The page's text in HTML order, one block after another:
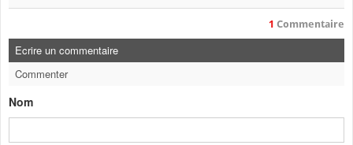
1 Commentaire
Ecrire un commentaire
Commenter
Nom